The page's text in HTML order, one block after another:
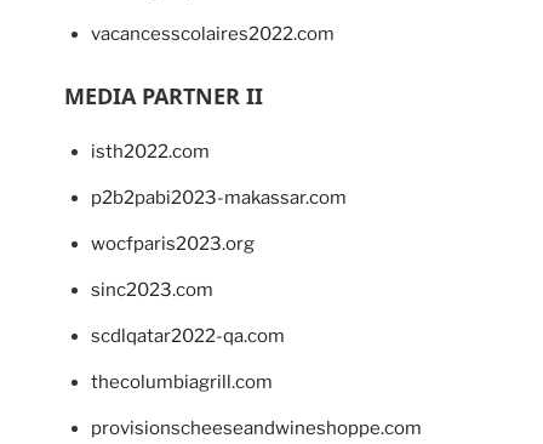
vacancesscolaires2022.com
MEDIA PARTNER II
isth2022.com
p2b2pabi2023-makassar.com
wocfparis2023.org
sinc2023.com
scdlqatar2022-qa.com
thecolumbiagrill.com
provisionscheeseandwineshoppe.com